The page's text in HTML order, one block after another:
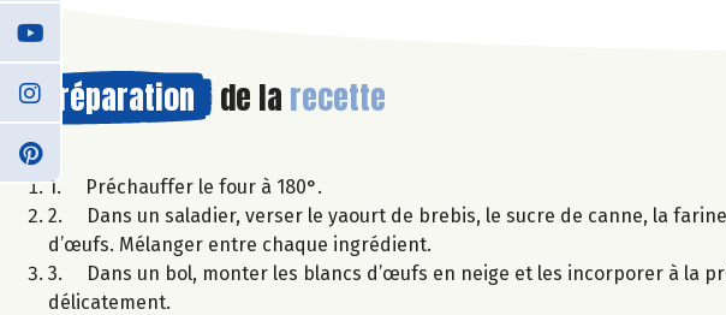
Préparation de la recette
1. Préchauffer le four à 180°.
2. Dans un saladier, verser le yaourt de brebis, le sucre de canne, la
d’œufs. Mélanger entre chaque ingrédient.
3. Dans un bol, monter les blancs d’œufs en neige et les incorporer à la
délicatement.